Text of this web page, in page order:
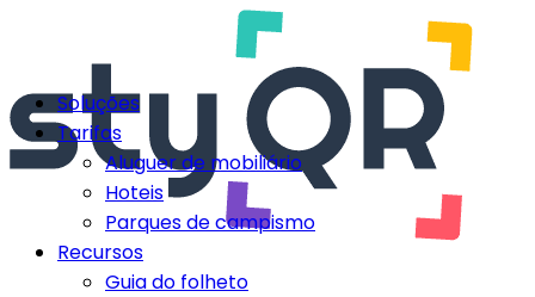
Soluções
Tarifas
Aluguer de mobiliário
Hoteis
Parques de campismo
Recursos
Guia do folheto